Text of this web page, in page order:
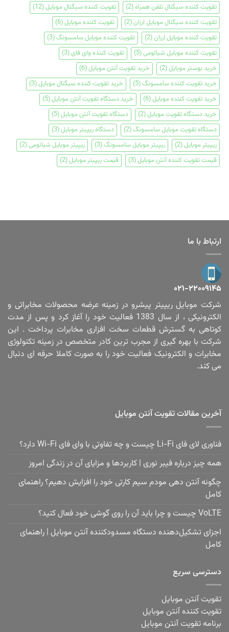
تقویت کننده سیگنال تلفن همراه(2) تقویت کننده سیگنال موبایل(12)
تقویت کننده سیگنال موبایل ارزان(2) تقویت کننده موبایل(6)
تقویت کننده موبایل ارزان(2) تقویت کننده موبایل سامسونگ(3)
تقویت کننده موبایل شیائومی(5) تقویت کننده وای فای(3)
خرید بوستر موبایل(2) خرید تقویت آنتن موبایل(6)
خرید تقویت کننده سامسونگ(5) خرید تقویت کننده سیگنال موبایل(3)
خرید تقویت کننده موبایل(6) خرید دستگاه تقویت آنتن موبایل(5)
خرید دستگاه تقویت موبایل(2) دستگاه تقویت آنتن موبایل(5)
دستگاه تقویت موبایل سامسونگ(2) دستگاه ریپیتر موبایل(3)
ریپیتر موبایل(2) ریپیتر موبایل سامسونگ(3) ریپیتر موبایل شیائومی(2)
قیمت تقویت کننده آنتن موبایل(3) قیمت ریپیتر موبایل(2)
ارتباط با ما
۰۲۱-۲۲۰۰۹۱۴۵
شرکت موبایل ریپیتر پیشرو در زمینه عرضه محصولات مخابراتی و
الکترونیکی ، از سال 1383 فعالیت خود را آغاز کرد و پس از مدت
کوتاهی به گسترش قطعات سخت افزاری مخابرات پرداخت . این
شرکت با بهره گیری از مجرب ترین کادر متخصص در زمینه تکنولوژی
مخابرات و الکترونیک فعالیت خود را به صورت کاملا حرفه ای دنبال
می کند.
آخرین مقالات تقویت آنتن موبایل
فناوری لای فای Li-Fi چیست و چه تفاوتی با وای فای Wi-Fi دارد؟
همه چیز درباره فیبر نوری | کاربردها و مزایای آن در زندگی امروز
چگونه آنتن دهی مودم سیم کارتی خود را افزایش دهیم؟ راهنمای
کامل
VoLTE چیست و چرا باید آن را روی گوشی خود فعال کنید؟
اجزای تشکیل‌دهنده دستگاه مسدودکننده آنتن موبایل | راهنمای
کامل
دسترسی سریع
تقویت آنتن موبایل
تقویت کننده آنتن موبایل
برنامه تقویت آنتن موبایل